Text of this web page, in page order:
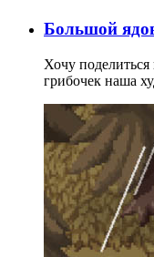
Большой
Хочу поделиться
грибочек наша